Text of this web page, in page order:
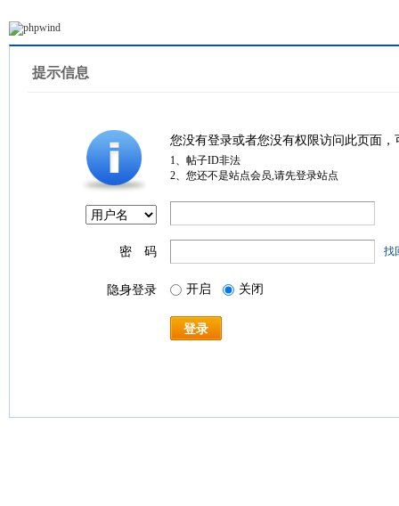
提示信息
您没有登录或者您没有权限访问此页面
1、帖子ID非法
2、您还不是站点会员,请先登录站点
密 码 找
隐身登录 开启 关闭
登录